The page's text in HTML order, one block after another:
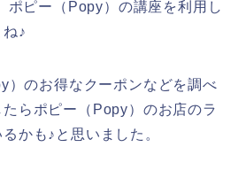
ポピー（Popy）の講座を利用し
♪
）のお得なクーポンなどを調べ
らポピー（Popy）のお店のラ
かも♪と思いました。